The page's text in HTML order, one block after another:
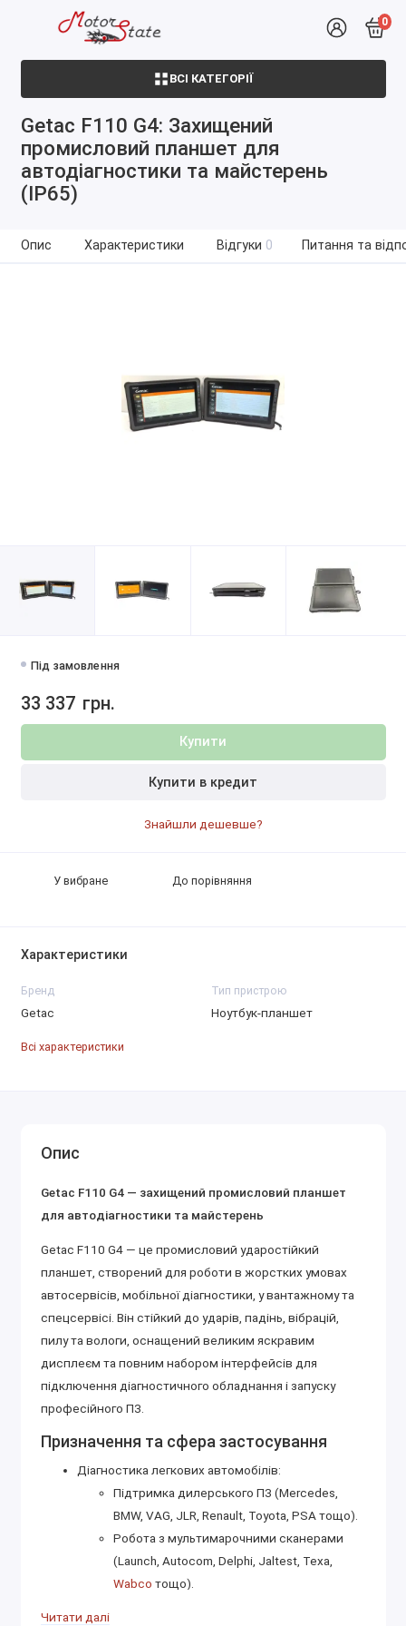
0
ВСІ КАТЕГОРІЇ
Getac F110 G4: Захищений
промисловий планшет для
автодіагностики та майстерень
(IP65)
Опис Характеристики Відгуки 0 Питання та
Під замовлення
33 337 грн.
Купити
Купити в кредит
Знайшли дешевше?
У вибране До порівняння
Характеристики
Бренд
Getac
Тип пристрою
Ноутбук-планшет
Всі характеристики
Опис
Getac F110 G4 — захищений промисловий планшет
для автодіагностики та майстерень
Getac F110 G4 — це промисловий ударостійкий
планшет, створений для роботи в жорстких умовах
автосервісів, мобільної діагностики, у вантажному та
спецсервісі. Він стійкий до ударів, падінь, вібрацій,
пилу та вологи, оснащений великим яскравим
дисплеєм та повним набором інтерфейсів для
підключення діагностичного обладнання і запуску
професійного ПЗ.
Призначення та сфера застосування
Діагностика легкових автомобілів:
Підтримка дилерського ПЗ (Mercedes,
BMW, VAG, JLR, Renault, Toyota, PSA тощо).
Робота з мультимарочними сканерами
(Launch, Autocom, Delphi, Jaltest, Texa,
Wabco тощо).
Читати далі